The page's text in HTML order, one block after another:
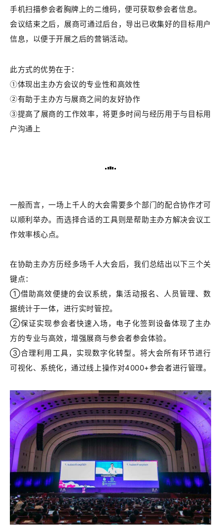
手机扫描参会者胸牌上的二维码，便可获取参会者信息。
会议结束之后，展商可通过后台，导出已收集好的目标用户
信息，以便于开展之后的营销活动。
此方式的优势在于：
①体现出主办方会议的专业性和高效性
②有助于主办方与展商之间的友好协作
③提高了展商的工作效率，将更多时间与经历用于与目标用
户沟通上
一般而言，一场上千人的大会需要多个部门的配合协作才可
以顺利举办。而选择合适的工具则是帮助主办方解决会议工
作效率核心点。
在协助主办方历经多场千人大会后，我们总结出以下三个关
键点：
①借助高效便捷的会议系统，集活动报名、人员管理、数
据统计于一体，进行实时管控。
②保证实现参会者快速入场，电子化签到设备体现了主办
方的专业与高效，增强展商与参会者参会体验。
③合理利用工具，实现数字化转型。 将大会所有环节进行
可视化、系统化，通过线上操作对4000+参会者进行管理。